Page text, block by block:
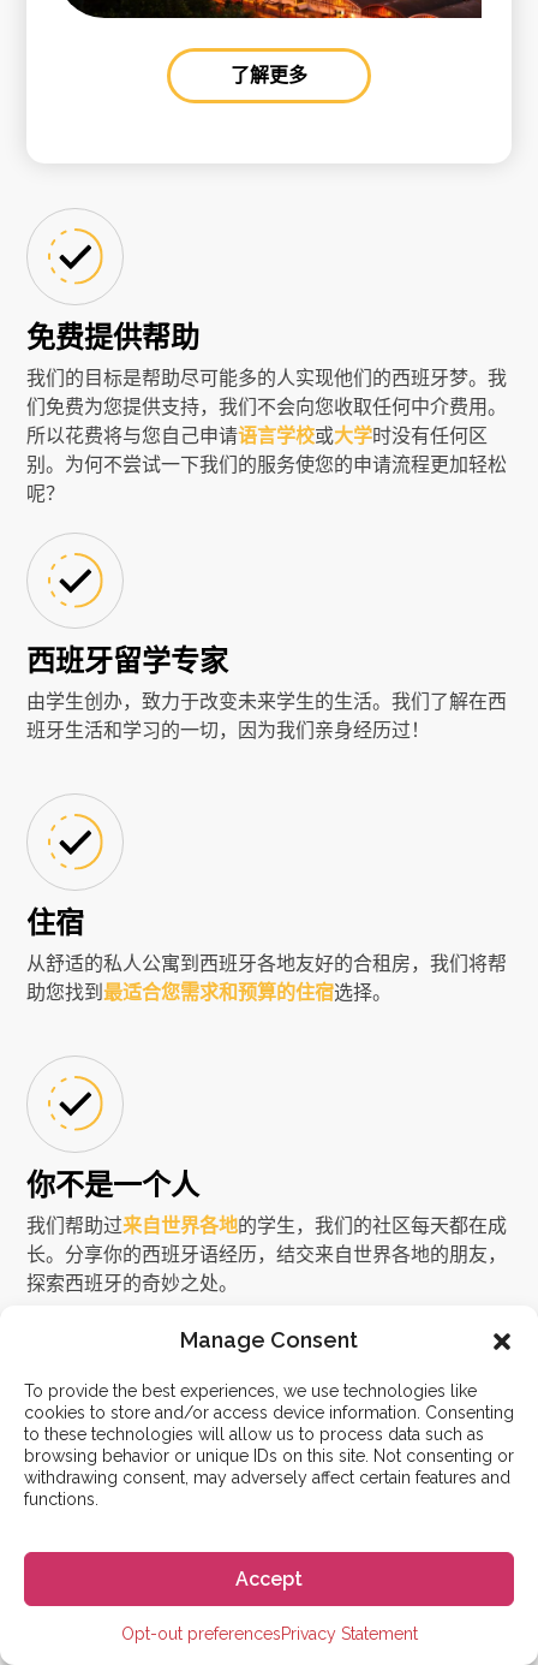
Manage Consent
To provide the best experiences, we use technologies like
cookies to store and/or access device information. Consenting
to these technologies will allow us to process data such as
browsing behavior or unique IDs on this site. Not consenting or
withdrawing consent, may adversely affect certain features and
functions.
Accept
Opt-out preferencesPrivacy Statement
了解更多
免费提供帮助
我们的目标是帮助尽可能多的人实现他们的西班牙梦。我
们免费为您提供支持，我们不会向您收取任何中介费用。
所以花费将与您自己申请语言学校或大学时没有任何区
别。为何不尝试一下我们的服务使您的申请流程更加轻松
呢？
西班牙留学专家
由学生创办，致力于改变未来学生的生活。我们了解在西
班牙生活和学习的一切，因为我们亲身经历过！
住宿
从舒适的私人公寓到西班牙各地友好的合租房，我们将帮
助您找到最适合您需求和预算的住宿选择。
你不是一个人
我们帮助过来自世界各地的学生，我们的社区每天都在成
长。分享你的西班牙语经历，结交来自世界各地的朋友，
探索西班牙的奇妙之处。
立即开始
您想如何开始？
联系我们
如果您有其他问题，请联
系我们。
立即申请
请填写报名表以注册课
程。